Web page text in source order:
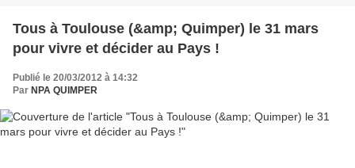
Tous à Toulouse (&amp; Quimper) le 31 mars
pour vivre et décider au Pays !
Publié le 20/03/2012 à 14:32
Par NPA QUIMPER